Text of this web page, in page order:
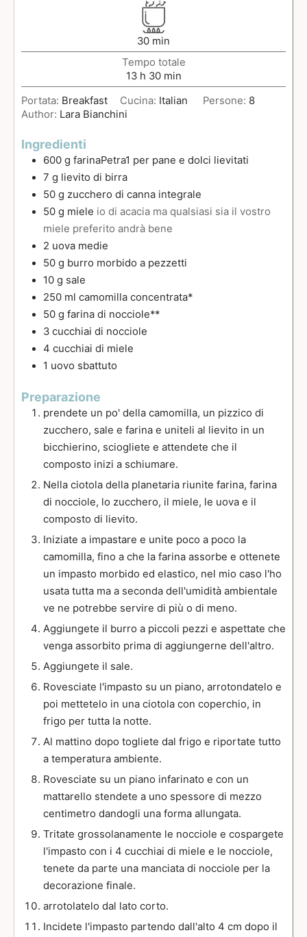
30 min
Tempo totale
13 h 30 min
Portata: Breakfast Cucina: Italian Persone: 8
Author: Lara Bianchini
Ingredienti
600 g farinaPetra1 per pane e dolci lievitati
7 g lievito di birra
50 g zucchero di canna integrale
50 g miele io di acacia ma qualsiasi sia il vostro
miele preferito andrà bene
2 uova medie
50 g burro morbido a pezzetti
10 g sale
250 ml camomilla concentrata*
50 g farina di nocciole**
3 cucchiai di nocciole
4 cucchiai di miele
1 uovo sbattuto
Preparazione
prendete un po' della camomilla, un pizzico di
zucchero, sale e farina e uniteli al lievito in un
bicchierino, sciogliete e attendete che il
composto inizi a schiumare.
Nella ciotola della planetaria riunite farina, farina
di nocciole, lo zucchero, il miele, le uova e il
composto di lievito.
Iniziate a impastare e unite poco a poco la
camomilla, fino a che la farina assorbe e ottenete
un impasto morbido ed elastico, nel mio caso l'ho
usata tutta ma a seconda dell'umidità ambientale
ve ne potrebbe servire di più o di meno.
Aggiungete il burro a piccoli pezzi e aspettate che
venga assorbito prima di aggiungerne dell'altro.
Aggiungete il sale.
Rovesciate l'impasto su un piano, arrotondatelo e
poi mettetelo in una ciotola con coperchio, in
frigo per tutta la notte.
Al mattino dopo togliete dal frigo e riportate tutto
a temperatura ambiente.
Rovesciate su un piano infarinato e con un
mattarello stendete a uno spessore di mezzo
centimetro dandogli una forma allungata.
Tritate grossolanamente le nocciole e cospargete
l'impasto con i 4 cucchiai di miele e le nocciole,
tenete da parte una manciata di nocciole per la
decorazione finale.
arrotolatelo dal lato corto.
Incidete l'impasto partendo dall'alto 4 cm dopo il